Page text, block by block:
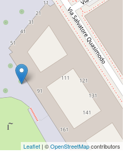
Leaflet | ©OpenStreetMapcontributors